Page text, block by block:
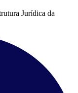
Jurídica da